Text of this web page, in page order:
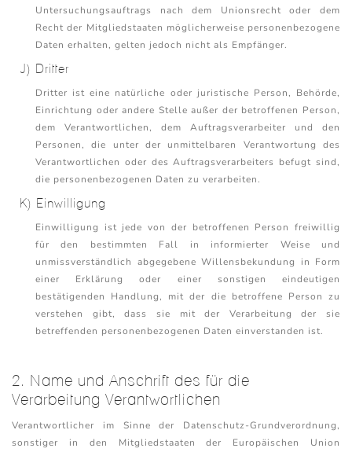
Untersuchungsauftrags nach dem Unionsrecht oder dem
Recht der Mitgliedstaaten möglicherweise personenbezogene
Daten erhalten, gelten jedoch nicht als Empfänger.
J) Dritter
Dritter ist eine natürliche oder juristische Person, Behörde,
Einrichtung oder andere Stelle außer der betroffenen Person,
dem Verantwortlichen, dem Auftragsverarbeiter und den
Personen, die unter der unmittelbaren Verantwortung des
Verantwortlichen oder des Auftragsverarbeiters befugt sind,
die personenbezogenen Daten zu verarbeiten.
K) Einwilligung
Einwilligung ist jede von der betroffenen Person freiwillig
für den bestimmten Fall in informierter Weise und
unmissverständlich abgegebene Willensbekundung in Form
einer Erklärung oder einer sonstigen eindeutigen
bestätigenden Handlung, mit der die betroffene Person zu
verstehen gibt, dass sie mit der Verarbeitung der sie
betreffenden personenbezogenen Daten einverstanden ist.
2. Name und Anschrift des für die
Verarbeitung Verantwortlichen
Verantwortlicher im Sinne der Datenschutz-Grundverordnung,
sonstiger in den Mitgliedstaaten der Europäischen Union